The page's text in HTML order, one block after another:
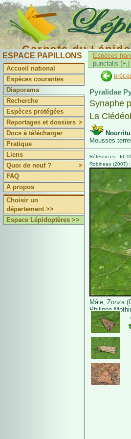
Carnets du
ESPACE PAPILLONS
Accueil national
Espèces courantes
Diaporama
Recherche
Espèces protégées
Reportages et dossiers >
Docs à télécharger
Pratique
Liens
Quoi de neuf ?
>
FAQ
A propos
Choisir un
département >>
Espace Lépidoptères >>
Espèces
punctalis (F.)
Pyralidae
Synaphe
La
Mousses
Références : Id
Robineau (2007) :
Mâle, Zonza
Philippe